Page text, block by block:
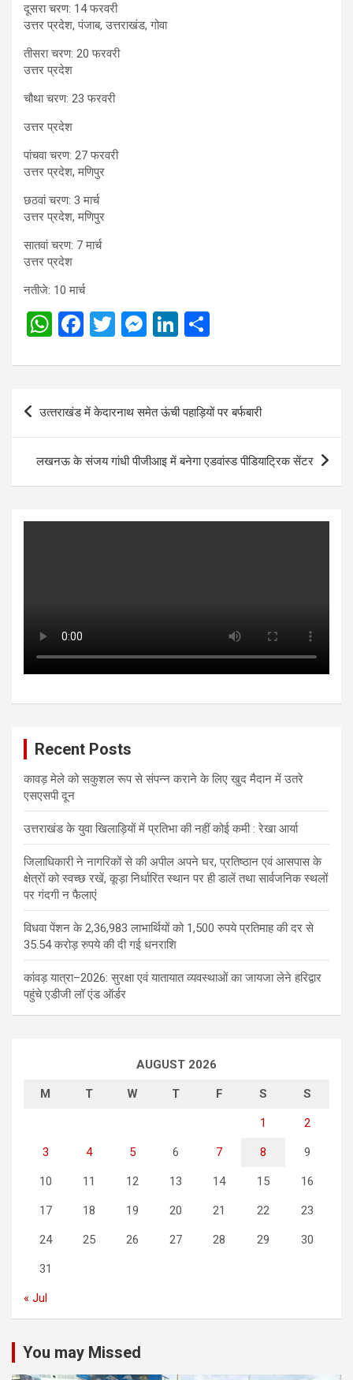
दूसरा चरण: 14 फरवरी
उत्तर प्रदेश, पंजाब, उत्तराखंड, गोवा
तीसरा चरण: 20 फरवरी
उत्तर प्रदेश
चौथा चरण: 23 फरवरी
उत्तर प्रदेश
पांचवा चरण: 27 फरवरी
उत्तर प्रदेश, मणिपुर
छठवां चरण: 3 मार्च
उत्तर प्रदेश, मणिपुर
सातवां चरण: 7 मार्च
उत्तर प्रदेश
नतीजे: 10 मार्च
W
at
A
p
p
F
ce
b
o
o
k
T
tt
M
se
n
g
er
Li
ke
dI
n
ar
e
Post
उत्‍तराखंड में केदारनाथ समेत ऊंची पहाड़ियों पर बर्फबारी
लखनऊ के संजय गांधी पीजीआइ में बनेगा एडवांस्ड पीडियाट्रिक सेंटर
Recent Posts
कावड़ मेले को सकुशल रूप से संपन्न कराने के लिए खुद मैदान में उतरे
एसएसपी दून
उत्तराखंड के युवा खिलाड़ियों में प्रतिभा की नहीं कोई कमी : रेखा आर्या
जिलाधिकारी ने नागरिकों से की अपील अपने घर, प्रतिष्ठान एवं आसपास के
क्षेत्रों को स्वच्छ रखें, कूड़ा निर्धारित स्थान पर ही डालें तथा सार्वजनिक स्थलों
पर गंदगी न फैलाएं
विधवा पेंशन के 2,36,983 लाभार्थियों को 1,500 रुपये प्रतिमाह की दर से
35.54 करोड़ रुपये की दी गई धनराशि
कांवड़ यात्रा–2026: सुरक्षा एवं यातायात व्यवस्थाओं का जायजा लेने हरिद्वार
पहुंचे एडीजी लॉ एंड ऑर्डर
AUGUST 2026
M T W T F S S
1 2
3 4 5 6 7 8 9
10 11 12 13 14 15 16
17 18 19 20 21 22 23
24 25 26 27 28 29 30
31
« Jul
You may Missed